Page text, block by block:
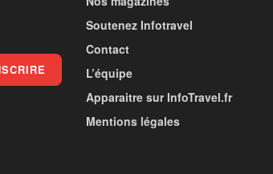
Soutenez Infotravel
Contact
L’équipe
Apparaitre sur InfoTravel.fr
Mentions légales